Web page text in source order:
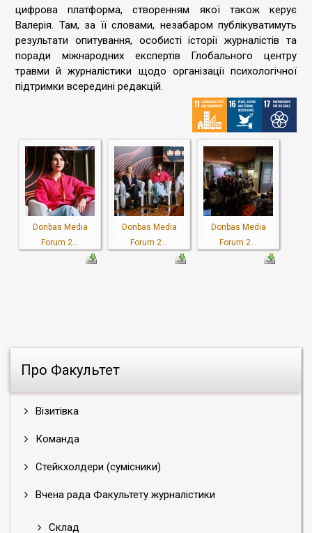
Про Факультет
Візитівка
Команда
Стейкхолдери (сумісники)
Вчена рада Факультету журналістики
Склад
цифрова платформа, створенням якої також керує
Валерія. Там, за її словами, незабаром публікуватимуть
результати опитування, особисті історії журналістів та
поради міжнародних експертів Глобального центру
травми й журналістики щодо організації психологічної
підтримки всередині редакцій.
Donbas Media
Forum 2...
Donbas Media
Forum 2...
Donbas Media
Forum 2...